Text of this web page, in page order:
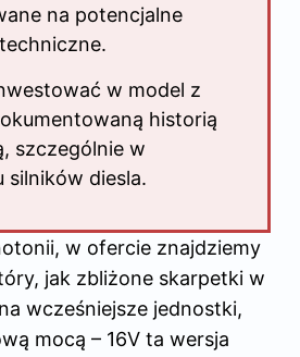
na potencjalne
w model z
historią
szczególnie w
silników diesla.
w ofercie znajdziemy
jak zbliżone skarpetki w
wcześniejsze jednostki,
mocą – 16V ta wersja